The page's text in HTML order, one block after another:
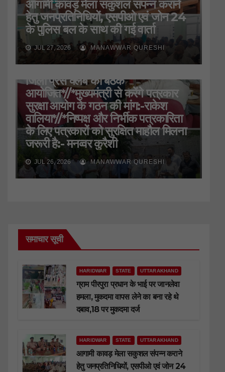
आगामी कावड़ मेला सकुशल संपन्न कराने
हेतु जनप्रतिनिधियों, एसपीओ एवं जोन 24
के पुलिस बल के साथ की गई वार्ता
JUL 27, 2026 MANAWWAR QURESHI
जिला प्रेस क्लब की बैठक
आयोजित*//*मुख्यमंत्री से करेंगे पत्रकार
सुरक्षा आयोग के गठन की मांग:-राकेश
वालिया*//*निष्पक्ष और निर्भीक पत्रकारिता
के लिए पत्रकारों को सुरक्षित माहौल मिलना
जरूरी है:- मनव्वर कुरैशी
JUL 26, 2026 MANAWWAR QURESHI
समाचार सूची
HARIDWAR STATE UTTARAKHAND
ग्राम पीरपुरा प्रधान के भाई पर जानलेवा
हमला, मुकदमा वापस लेने का बना रहे थे
दबाव,18 पर मुकदमा दर्ज
HARIDWAR STATE UTTARAKHAND
आगामी कावड़ मेला सकुशल संपन्न कराने
हेतु जनप्रतिनिधियों, एसपीओ एवं जोन 24